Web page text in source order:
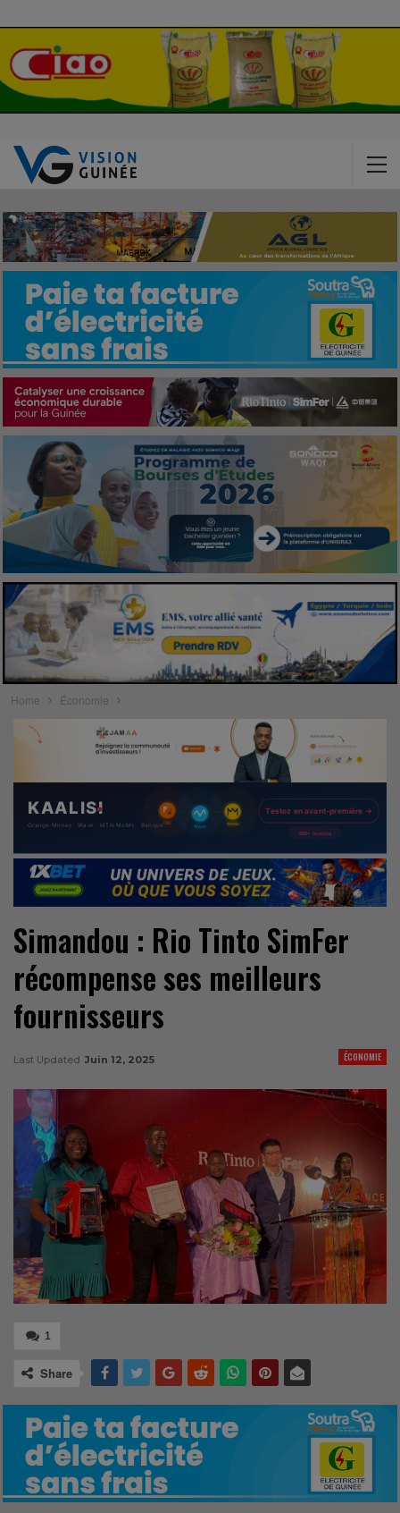
Home Économie
Simandou : Rio Tinto SimFer
récompense ses meilleurs
fournisseurs
ÉCONOMIE
Last Updated Juin 12, 2025
1
Share